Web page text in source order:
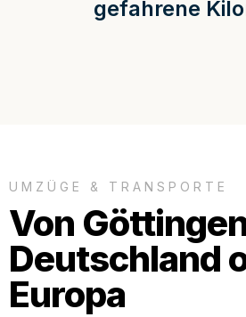
gefahrene
UMZÜGE & TRANSPORTE
Von
Deutschland
Europa